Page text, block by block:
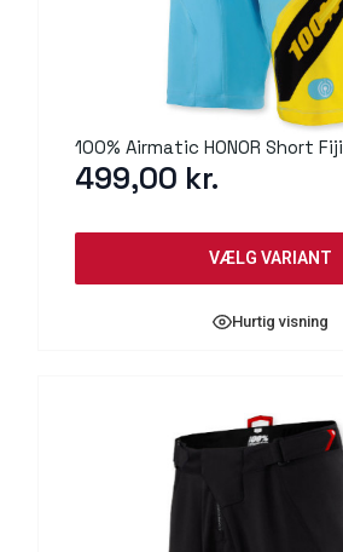
100% Airmatic HONOR Short Fiji
499,00 kr.
VÆLG VARIANT
Hurtig visning